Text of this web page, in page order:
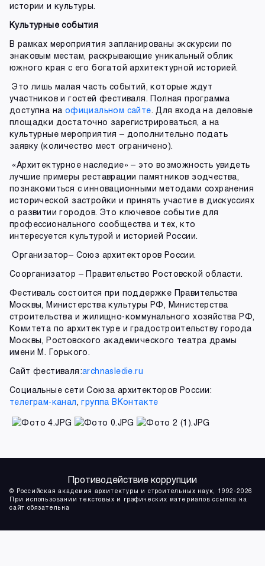
истории и культуры.
Культурные события
В рамках мероприятия запланированы экскурсии по
знаковым местам, раскрывающие уникальный облик
южного края с его богатой архитектурной историей.
Это лишь малая часть событий, которые ждут
участников и гостей фестиваля. Полная программа
доступна на официальном сайте. Для входа на деловые
площадки достаточно зарегистрироваться, а на
культурные мероприятия – дополнительно подать
заявку (количество мест ограничено).
«Архитектурное наследие» – это возможность увидеть
лучшие примеры реставрации памятников зодчества,
познакомиться с инновационными методами сохранения
исторической застройки и принять участие в дискуссиях
о развитии городов. Это ключевое событие для
профессионального сообщества и тех, кто
интересуется культурой и историей России.
Организатор– Союз архитекторов России.
Соорганизатор – Правительство Ростовской области.
Фестиваль состоится при поддержке Правительства
Москвы, Министерства культуры РФ, Министерства
строительства и жилищно-коммунального хозяйства РФ,
Комитета по архитектуре и градостроительству города
Москвы, Ростовского академического театра драмы
имени М. Горького.
Сайт фестиваля:archnasledie.ru
Социальные сети Союза архитекторов России:
телеграм-канал,группа ВКонтакте
© Российская академия архитектуры и строительных наук, 1992-2026
При использовании текстовых и графических материалов ссылка на
сайт обязательна
Противодействие коррупции